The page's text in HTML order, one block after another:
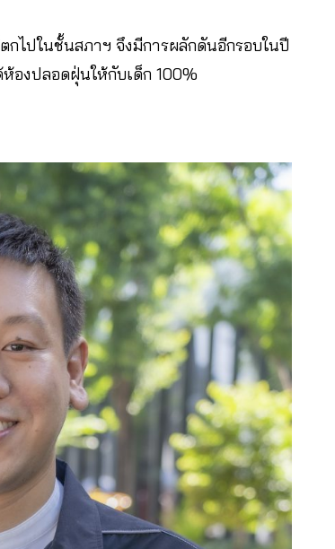
ไปในชั้นสภาฯ จึงมีการผลักดันอีกรอบในปี
องปลอดฝุ่นให้กับเด็ก 100%